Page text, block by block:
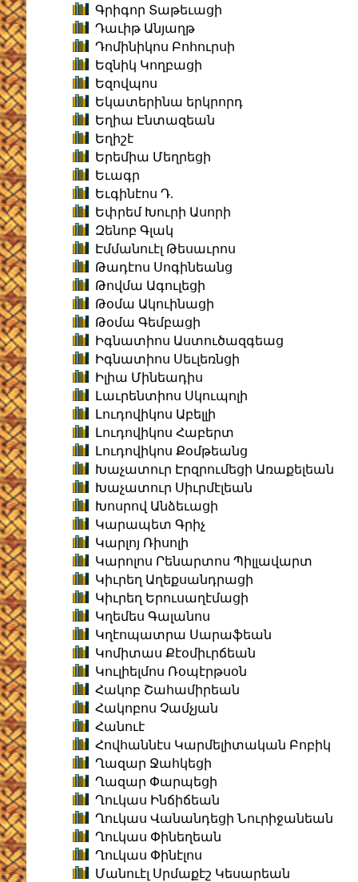
Գրիգոր Տաթեւացի
Դաւիթ Անյաղթ
Դոմինիկոս Բոհուրսի
Եզնիկ Կողբացի
Եզովպոս
Եկատերինա երկրորդ
Եղիա Էնտազեան
Եղիշէ
Երեմիա Մեղրեցի
Եւագր
Եւգինէոս Դ.
Եփրեմ Խուրի Ասորի
Զենոբ Գլակ
Էմմանուէլ Թեսաւրոս
Թադէոս Սոգինեանց
Թովմա Ագուլեցի
Թօմա Ակուինացի
Թօմա Գեմբացի
Իգնատիոս Աստուծազգեաց
Իգնատիոս Սեւլեռնցի
Իլիա Մինեադիս
Լաւրենտիոս Սկուպոլի
Լուդովիկոս Աբելլի
Լուդովիկոս Հաբերտ
Լուդովիկոս Քօմթեանց
Խաչատուր Էրզրումեցի Առաքելեան
Խաչատուր Սիւրմէլեան
Խոսրով Անձեւացի
Կարապետ Գրիչ
Կարլոյ Ռիսոլի
Կարոլոս Րենարտոս Պիլլավարտ
Կիւրեղ Աղեքսանդրացի
Կիւրեղ Երուսաղէմացի
Կղեմես Գալանոս
Կղէոպատրա Սարաֆեան
Կոմիտաս Քէօմիւրճեան
Կուլիելմոս Ռօպէրթսօն
Հակոբ Շահամիրեան
Հակոբոս Չամչյան
Հանուէ
Հովհաննէս Կարմելիտական Բոբիկ
Ղազար Ջահկեցի
Ղազար Փարպեցի
Ղուկաս Ինճիճեան
Ղուկաս Վանանդեցի Նուրիջանեան
Ղուկաս Փինեղեան
Ղուկաս Փինէլոս
Մանուէլ Սրմաքէշ Կեսարեան